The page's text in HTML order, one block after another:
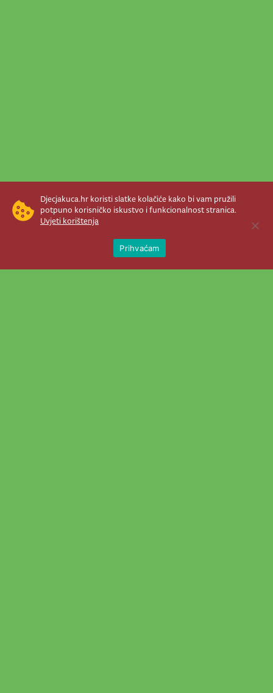
Djecjakuca.hr koristi slatke kolačiće kako bi vam pružili
potpuno korisničko iskustvo i funkcionalnost stranica.
Uvjeti korištenja
Prihvaćam